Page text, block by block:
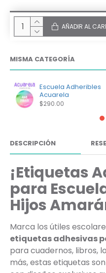
AÑADIR AL
MISMA CATEGORÍA
Escuela Adheribles
Acuarela
$290.00
DESCRIPCIÓN
¡Etiquetas
para
Hijos
Marca los útiles
etiquetas adhesivas
para cuadernos, libros,
más, estas etiquetas